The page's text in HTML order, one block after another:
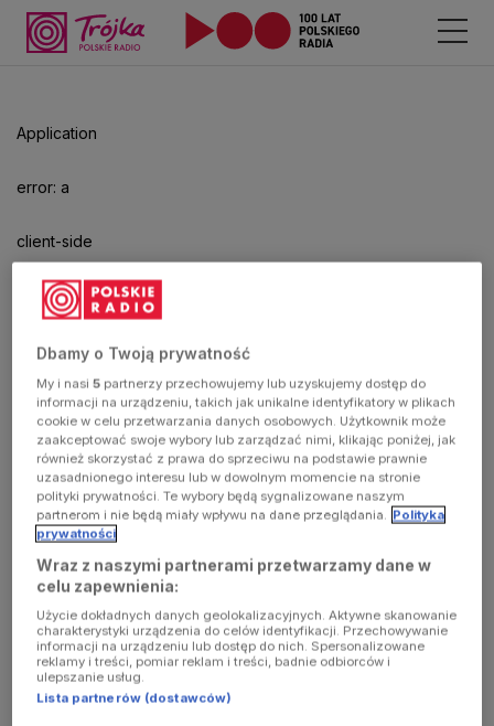
Application
error: a
client-side
exception
has
occurred
(see the
browser
console for
more
information)
Dbamy o Twoją prywatność
My i nasi5 partnerzy przechowujemy lub uzyskujemy dostęp do
informacji na urządzeniu, takich jak unikalne identyfikatory w plikach
cookie w celu przetwarzania danych osobowych. Użytkownik może
zaakceptować swoje wybory lub zarządzać nimi, klikając poniżej, jak
również skorzystać z prawa do sprzeciwu na podstawie prawnie
uzasadnionego interesu lub w dowolnym momencie na stronie
polityki prywatności. Te wybory będą sygnalizowane naszym
partnerom i nie będą miały wpływu na dane przeglądania. Polityka
prywatności
Wraz z naszymi partnerami przetwarzamy dane w
celu zapewnienia:
Użycie dokładnych danych geolokalizacyjnych. Aktywne skanowanie
charakterystyki urządzenia do celów identyfikacji. Przechowywanie
informacji na urządzeniu lub dostęp do nich. Spersonalizowane
reklamy i treści, pomiar reklam i treści, badnie odbiorców i
ulepszanie usług.
Lista partnerów (dostawców)